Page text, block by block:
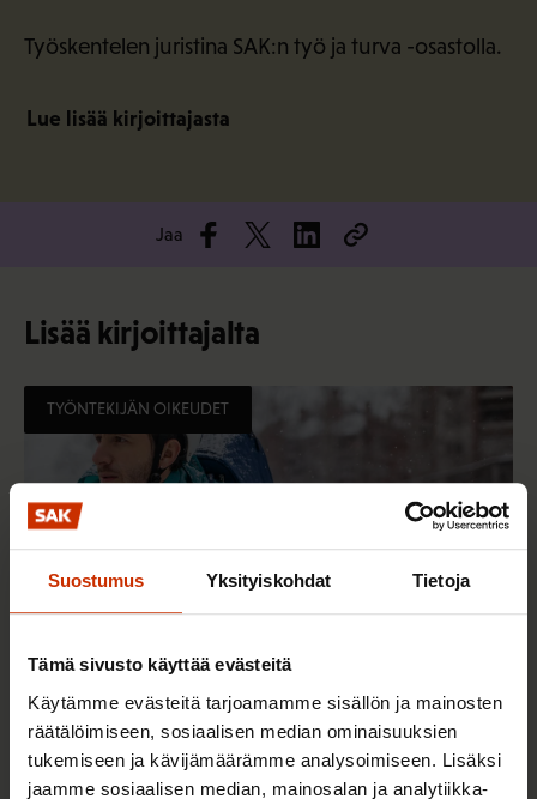
Suostumus Yksityiskohdat Tietoja
Tämä sivusto käyttää evästeitä
Käytämme evästeitä tarjoamamme sisällön ja mainosten
räätälöimiseen, sosiaalisen median ominaisuuksien
tukemiseen ja kävijämäärämme analysoimiseen. Lisäksi
jaamme sosiaalisen median, mainosalan ja analytiikka-
Työskentelen juristina SAK:n työ ja turva -osastolla.
Lue lisää kirjoittajasta
Jaa
Lisää kirjoittajalta
TYÖNTEKIJÄN OIKEUDET
19.3.2026Paula Ilveskivi
KHO vahvisti: Wolt-lähetit ovat työsuhteessa